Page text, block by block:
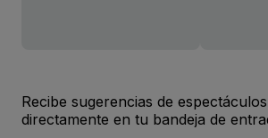
Recibe sugerencias de
directamente en tu bandeja de